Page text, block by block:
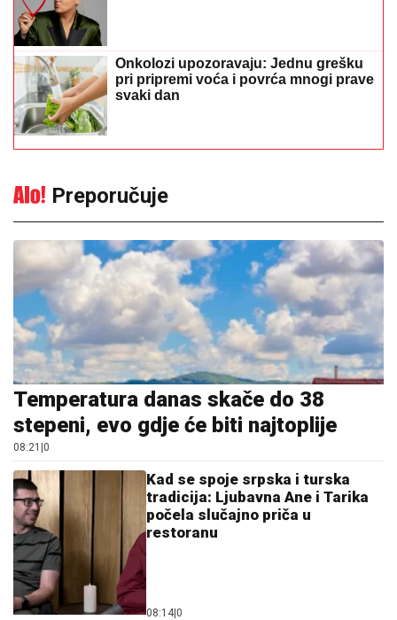
Onkolozi upozoravaju: Jednu grešku
pri pripremi voća i povrća mnogi prave
svaki dan
Preporučuje
Temperatura danas skače do 38
stepeni, evo gdje će biti najtoplije
08:21 |0
Kad se spoje srpska i turska
tradicija: Ljubavna Ane i Tarika
počela slučajno priča u
restoranu
08:14|0